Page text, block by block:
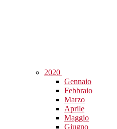
2020
Gennaio
Febbraio
Marzo
Aprile
Maggio
Giugno